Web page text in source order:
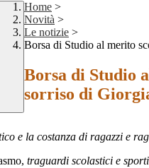
Home >
Novità >
Le notizie >
Borsa di Studio al merito
Borsa di Studio
sorriso di
e la costanza di ragazzi e
traguardi scolastici e